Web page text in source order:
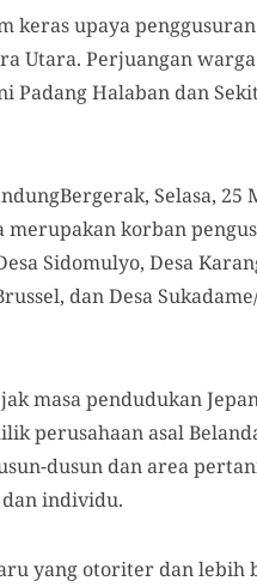
keras upaya
Utara. Perjuangan
Halaban dan
Selasa, 25
korban
Sidomulyo, Desa
dan Desa
masa pendudukan
perusahaan asal
dusun dan area
individu.
yang otoriter dan lebih